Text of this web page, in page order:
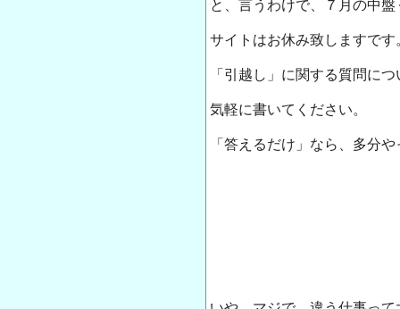
と、言うわけで、７月の中
サイトはお休み致しますです
「引越し」に関する質問に
気軽に書いてください。
「答えるだけ」なら、多分